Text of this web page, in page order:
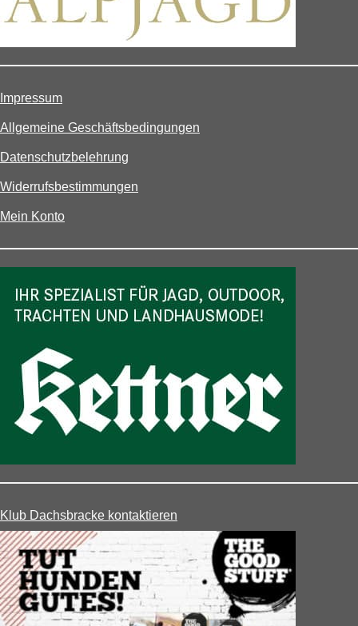
Impressum
Allgemeine Geschäftsbedingungen
Datenschutzbelehrung
Widerrufsbestimmungen
Mein Konto
Klub Dachsbracke kontaktieren